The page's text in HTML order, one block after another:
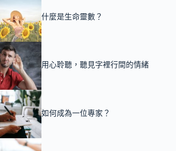
什麼是生命靈數？
用心聆聽，聽見字裡行間的情緒
如何成為一位專家？